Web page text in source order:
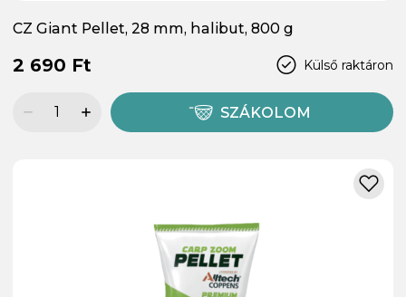
CZ Giant Pellet, 28 mm, halibut, 800 g
Külső raktáron
2 690 Ft
SZÁKOLOM